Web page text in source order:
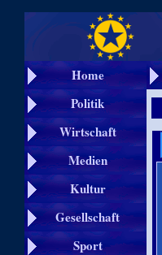
Home
Politik
Wirtschaft
Medien
Kultur
Gesellschaft
Sport